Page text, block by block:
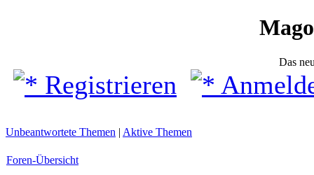
Das
Registrieren
Unbeantwortete Themen | Aktive Themen
Foren-Übersicht